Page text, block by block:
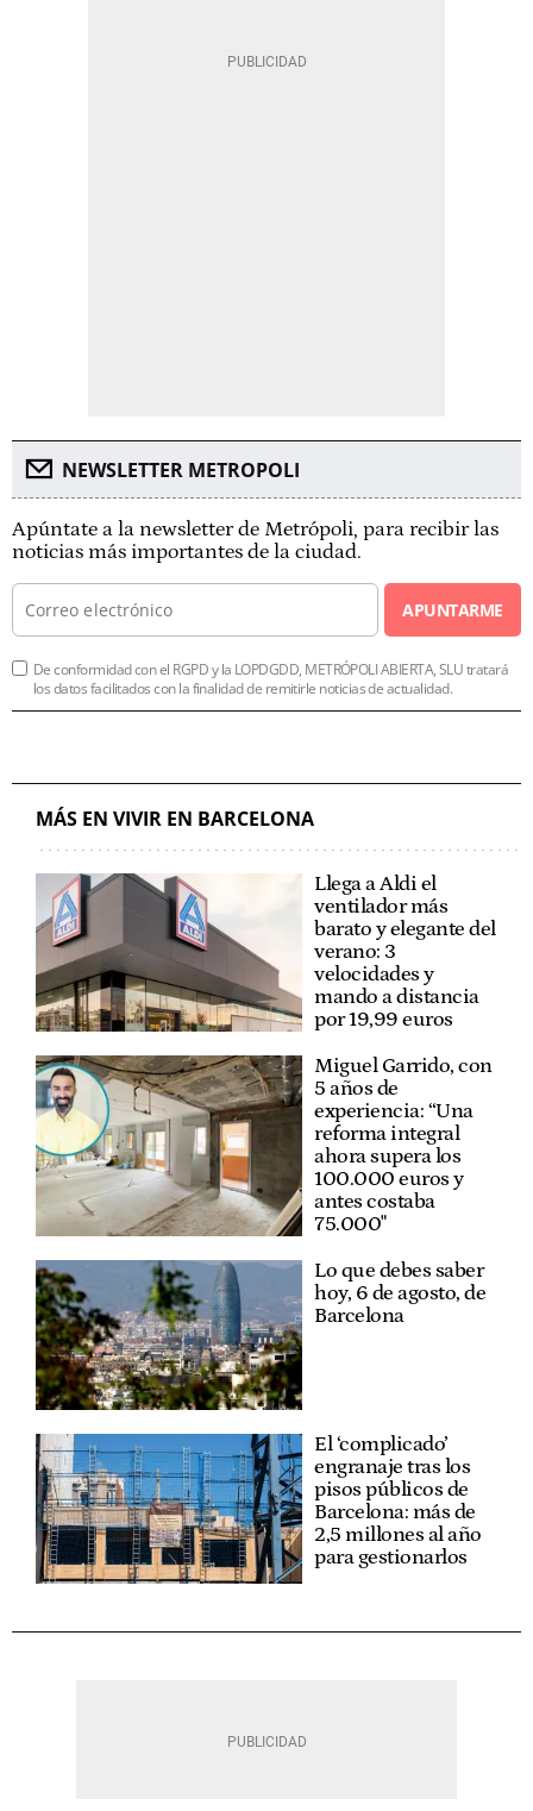
NEWSLETTER METROPOLI
Apúntate a la newsletter de Metrópoli, para recibir las
noticias más importantes de la ciudad.
APUNTARME
De conformidad con el RGPD y la LOPDGDD, METRÓPOLI ABIERTA, SLU tratará
los datos facilitados con la finalidad de remitirle noticias de actualidad.
MÁS EN VIVIR EN BARCELONA
Llega a Aldi el
ventilador más
barato y elegante del
verano: 3
velocidades y
mando a distancia
por 19,99 euros
Miguel Garrido, con
5 años de
experiencia: “Una
reforma integral
ahora supera los
100.000 euros y
antes costaba
75.000"
Lo que debes saber
hoy, 6 de agosto, de
Barcelona
El ‘complicado’
engranaje tras los
pisos públicos de
Barcelona: más de
2,5 millones al año
para gestionarlos